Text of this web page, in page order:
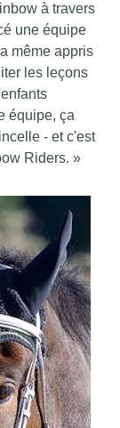
à travers
une équipe
même appris
les leçons
équipe, ça
- et c'est
Riders. »